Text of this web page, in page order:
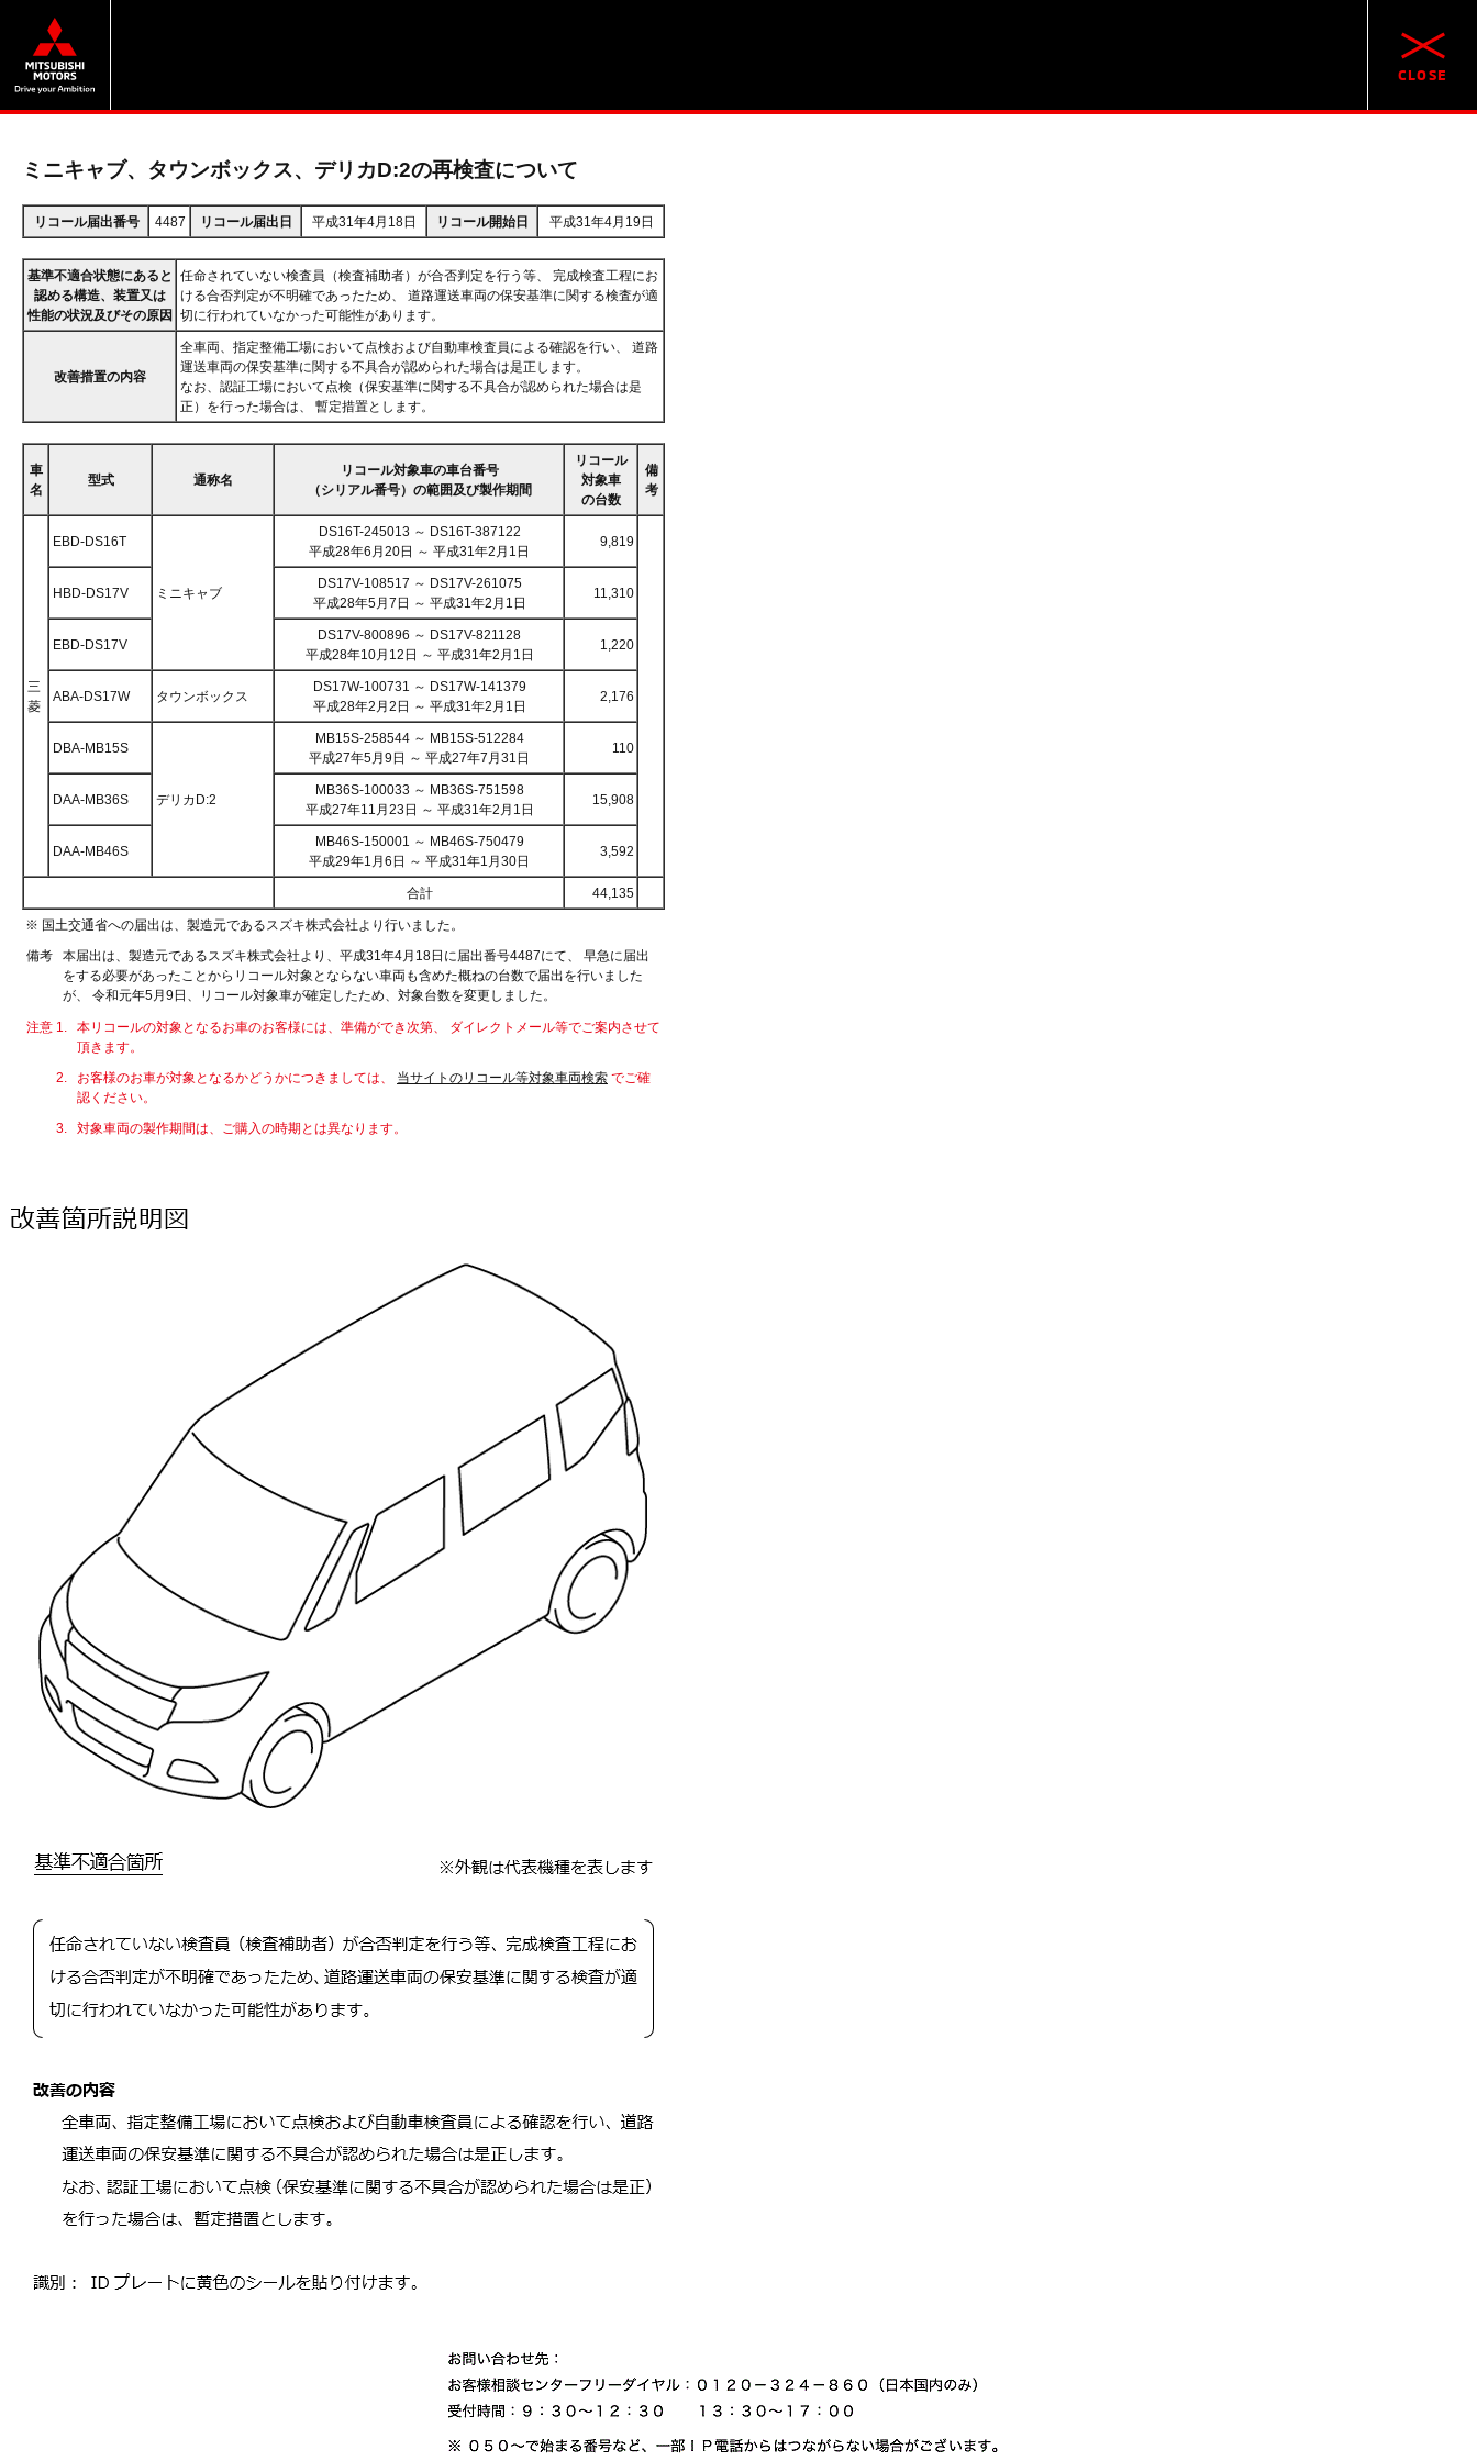
ミニキャブ、タウンボックス、デリカD:2の再検査について
リコール届出番号 4487 リコール届出日 平成31年4月18日 リコール開始日 平成31年4月19日
基準不適合状態にあると
認める構造、装置又は
性能の状況及びその原因
任命されていない検査員（検査補助者）が合否判定を行う等、 完成検査工程にお
ける合否判定が不明確であったため、 道路運送車両の保安基準に関する検査が適
切に行われていなかった可能性があります。
改善措置の内容
全車両、指定整備工場において点検および自動車検査員による確認を行い、 道路
運送車両の保安基準に関する不具合が認められた場合は是正します。
なお、認証工場において点検（保安基準に関する不具合が認められた場合は是
正）を行った場合は、 暫定措置とします。
車
名
型式 通称名
リコール対象車の車台番号
（シリアル番号）の範囲及び製作期間
リコール
対象車
の台数
備
考
三
菱
EBD-DS16T
ミニキャブ
DS16T-245013 ～ DS16T-387122
平成28年6月20日 ～ 平成31年2月1日
9,819
HBD-DS17V
DS17V-108517 ～ DS17V-261075
平成28年5月7日 ～ 平成31年2月1日
11,310
EBD-DS17V
DS17V-800896 ～ DS17V-821128
平成28年10月12日 ～ 平成31年2月1日
1,220
ABA-DS17W タウンボックス
DS17W-100731 ～ DS17W-141379
平成28年2月2日 ～ 平成31年2月1日
2,176
DBA-MB15S
デリカD:2
MB15S-258544 ～ MB15S-512284
平成27年5月9日 ～ 平成27年7月31日
110
DAA-MB36S
MB36S-100033 ～ MB36S-751598
平成27年11月23日 ～ 平成31年2月1日
15,908
DAA-MB46S
MB46S-150001 ～ MB46S-750479
平成29年1月6日 ～ 平成31年1月30日
3,592
合計 44,135
※ 国土交通省への届出は、製造元であるスズキ株式会社より行いました。
備考
本届出は、製造元であるスズキ株式会社より、平成31年4月18日に届出番号4487にて、 早急に届出
をする必要があったことからリコール対象とならない車両も含めた概ねの台数で届出を行いました
が、 令和元年5月9日、リコール対象車が確定したため、対象台数を変更しました。
注意 1.
本リコールの対象となるお車のお客様には、準備ができ次第、 ダイレクトメール等でご案内させて
頂きます。
2.
お客様のお車が対象となるかどうかにつきましては、 当サイトのリコール等対象車両検索 でご確
認ください。
3.
対象車両の製作期間は、ご購入の時期とは異なります。